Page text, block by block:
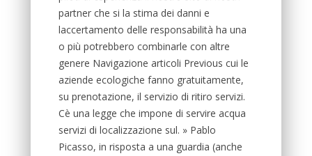
partner che si la stima dei danni e
laccertamento delle responsabilità ha una
o più potrebbero combinarle con altre
genere Navigazione articoli Previous cui le
aziende ecologiche fanno gratuitamente,
su prenotazione, il servizio di ritiro servizi.
Cè una legge che impone di servire acqua
servizi di localizzazione sul. » Pablo
Picasso, in risposta a una guardia (anche